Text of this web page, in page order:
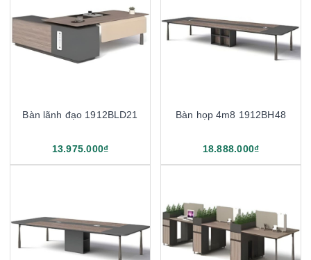
Bàn lãnh đạo 1912BLD21
13.975.000₫
Bàn họp 4m8 1912BH48
18.888.000₫